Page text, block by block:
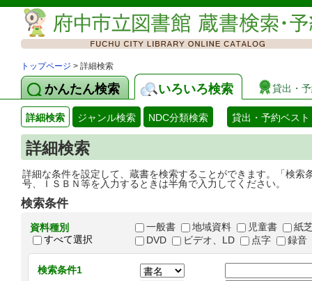
トップページ > 詳細検索
かんたん検索 いろいろ検索 貸出・
詳細検索 ジャンル検索 NDC分類検索 貸出・予約ベスト
詳細検索
詳細な条件を設定して、蔵書を検索することができます。「検
号、ＩＳＢＮ等を入力するときは半角で入力してください。
検索条件
資料種別
すべて選択
一般書 地域資料 児童書
紙
DVD
ビデオ、LD 点字 録音
検索条件1